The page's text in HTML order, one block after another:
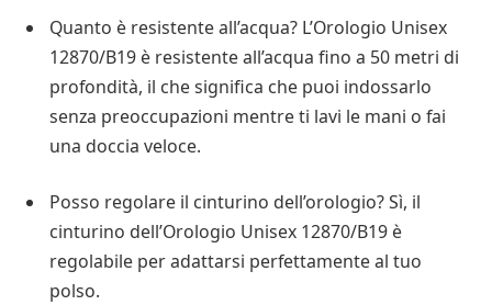
Quanto è resistente all’acqua? L’Orologio Unisex
12870/B19 è resistente all’acqua fino a 50 metri di
profondità, il che significa che puoi indossarlo
senza preoccupazioni mentre ti lavi le mani o fai
una doccia veloce.
Posso regolare il cinturino dell’orologio? Sì, il
cinturino dell’Orologio Unisex 12870/B19 è
regolabile per adattarsi perfettamente al tuo
polso.